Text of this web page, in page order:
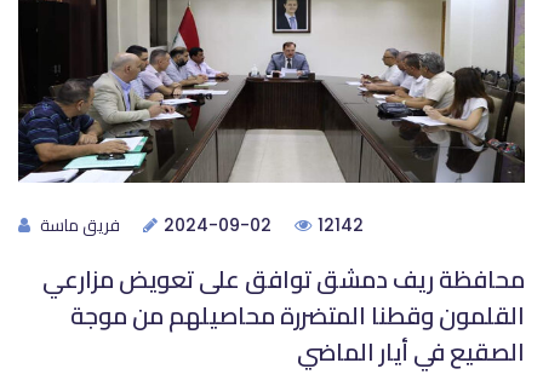
فريق ماسة 2024-09-02 12142
محافظة ريف دمشق توافق على تعويض مزارعي
القلمون وقطنا المتضررة محاصيلهم من موجة
الصقيع في أيار الماضي